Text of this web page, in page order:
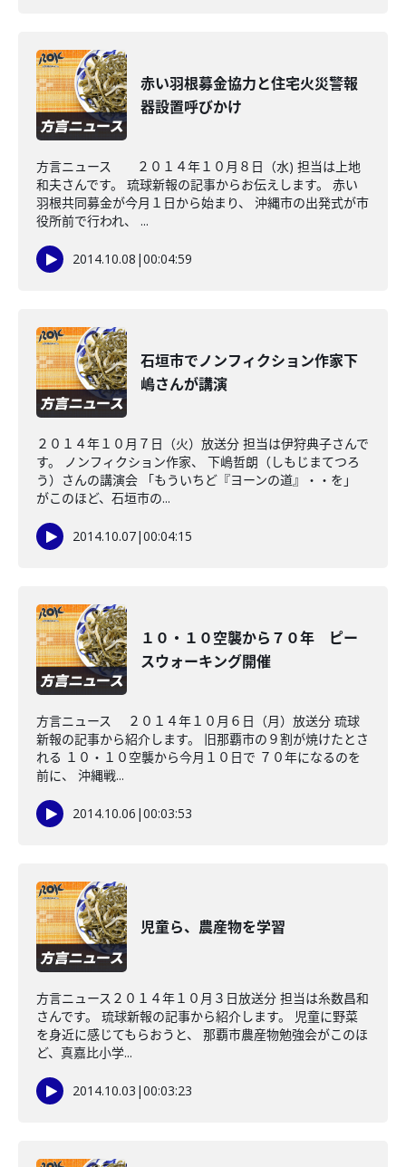
赤い羽根募金協力と住宅火災警報
器設置呼びかけ
方言ニュース ２０１４年１０月８日（水) 担当は上地
和夫さんです。 琉球新報の記事からお伝えします。 赤い
羽根共同募金が今月１日から始まり、 沖縄市の出発式が市
役所前で行われ、 ...
2014.10.08 |00:04:59
石垣市でノンフィクション作家下
嶋さんが講演
２０１４年１０月７日（火）放送分 担当は伊狩典子さんで
す。 ノンフィクション作家、 下嶋哲朗（しもじまてつろ
う）さんの講演会 「もういちど『ヨーンの道』・・を」
がこのほど、石垣市の...
2014.10.07|00:04:15
１０・１０空襲から７０年 ピー
スウォーキング開催
方言ニュース ２０１４年１０月６日（月）放送分 琉球
新報の記事から紹介します。 旧那覇市の９割が焼けたとさ
れる １０・１０空襲から今月１０日で ７０年になるのを
前に、 沖縄戦...
2014.10.06 |00:03:53
児童ら、農産物を学習
方言ニュース２０１４年１０月３日放送分 担当は糸数昌和
さんです。 琉球新報の記事から紹介します。 児童に野菜
を身近に感じてもらおうと、 那覇市農産物勉強会がこのほ
ど、真嘉比小学...
2014.10.03 |00:03:23